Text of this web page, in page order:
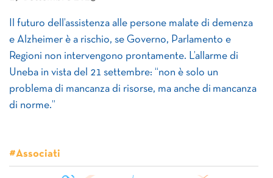
Il futuro dell’assistenza alle persone malate di demenza
e Alzheimer è a rischio, se Governo, Parlamento e
Regioni non intervengono prontamente. L’allarme di
Uneba in vista del 21 settembre: “non è solo un
problema di mancanza di risorse, ma anche di mancanza
di norme.”
#Associati